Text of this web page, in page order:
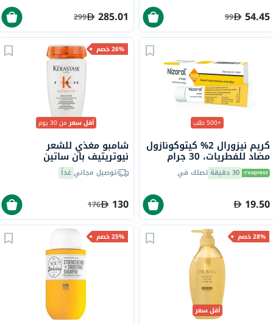
54.45
99
285.01
299
+500 طلب
كريم نيزورال 2% كيتوكونازول
مضاد للفطريات، 30 جرام
30 دقيقة تصلك في
19.50
26% خصم
أقل سعرمن 30 يوم
شامبو مغذي للشعر
نيوتريتيف بان ساتين
كيراستاس، 250 مل
توصيل مجانيغداً
130
176
28% خصم
أقل سعر
25% خصم